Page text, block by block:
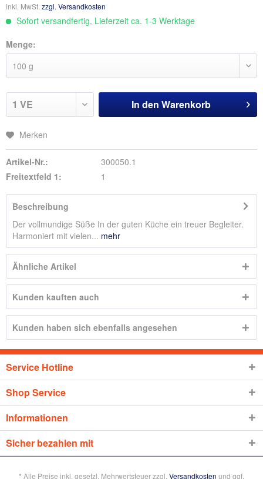
inkl. MwSt. zzgl. Versandkosten
Sofort versandfertig, Lieferzeit ca. 1-3 Werktage
Menge:
In den Warenkorb
Merken
Artikel-Nr.:
300050.1
Freitextfeld 1:
1
Beschreibung
Der vollmundige Süße In der guten Küche ein treuer Begleiter.
Harmoniert mit vielen... mehr
Ähnliche Artikel
Kunden kauften auch
Kunden haben sich ebenfalls angesehen
Service Hotline
Shop Service
Informationen
Sicher bezahlen mit
* Alle Preise inkl. gesetzl. Mehrwertsteuer zzgl. Versandkosten und ggf.